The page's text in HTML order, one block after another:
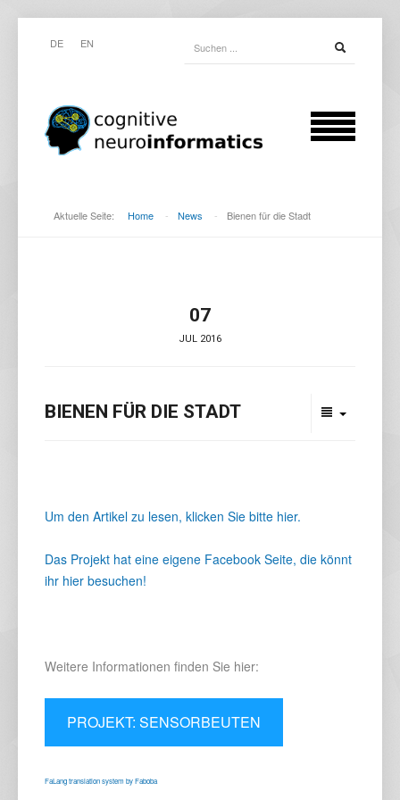
DE EN
Aktuelle Seite: Home - News - Bienen für die Stadt
07
JUL 2016
BIENEN FÜR DIE STADT
Um den Artikel zu lesen, klicken Sie bitte hier.
Das Projekt hat eine eigene Facebook Seite, die könnt
ihr hier besuchen!
Weitere Informationen finden Sie hier:
PROJEKT: SENSORBEUTEN
FaLang translation system by Faboba